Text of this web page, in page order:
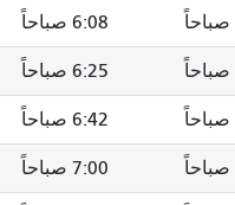
6:13 صباحاً 6:23 صباحاً
6:30 صباحاً 6:40 صباحاً
6:47 صباحاً 6:58 صباحاً
7:06 صباحاً 7:17 صباحاً